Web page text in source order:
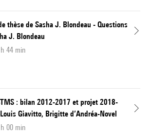
thèse de Sasha J. Blondeau - Questions
J. Blondeau
44 min
: bilan 2012-2017 et projet 2018-
Giavitto, Brigitte d’Andréa-Novel
00 min